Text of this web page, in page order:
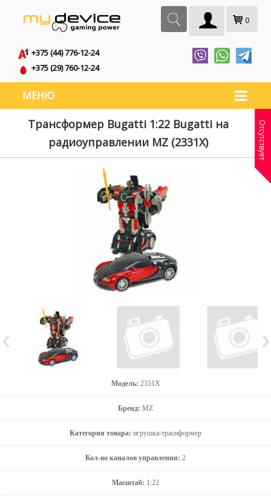
0
+375 (44) 776-12-24
+375 (29) 760-12-24
МЕНЮ
Трансформер Bugatti 1:22 Bugatti на
радиоуправлении MZ (2331X)
Модель: 2331X
Бренд: MZ
Категория товара: игрушка-траснформер
Кол-во каналов управления: 2
Масштаб: 1:22
Отсутствует